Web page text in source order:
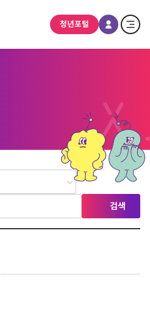
청년포털